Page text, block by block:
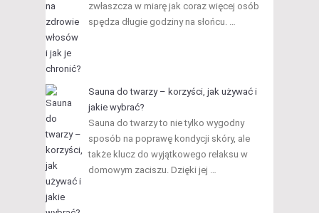
zwłaszcza w miarę jak coraz więcej osób
spędza długie godziny na słońcu. …
Sauna do twarzy – korzyści, jak używać i
jakie wybrać?
Sauna do twarzy to nie tylko wygodny
sposób na poprawę kondycji skóry, ale
także klucz do wyjątkowego relaksu w
domowym zaciszu. Dzięki jej …